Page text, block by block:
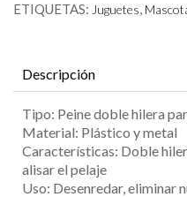
ETIQUETAS: Juguetes,
Descripción
Tipo: Peine doble hilera
Material: Plástico y metal
Características: Doble
alisar el pelaje
Uso: Desenredar, eliminar